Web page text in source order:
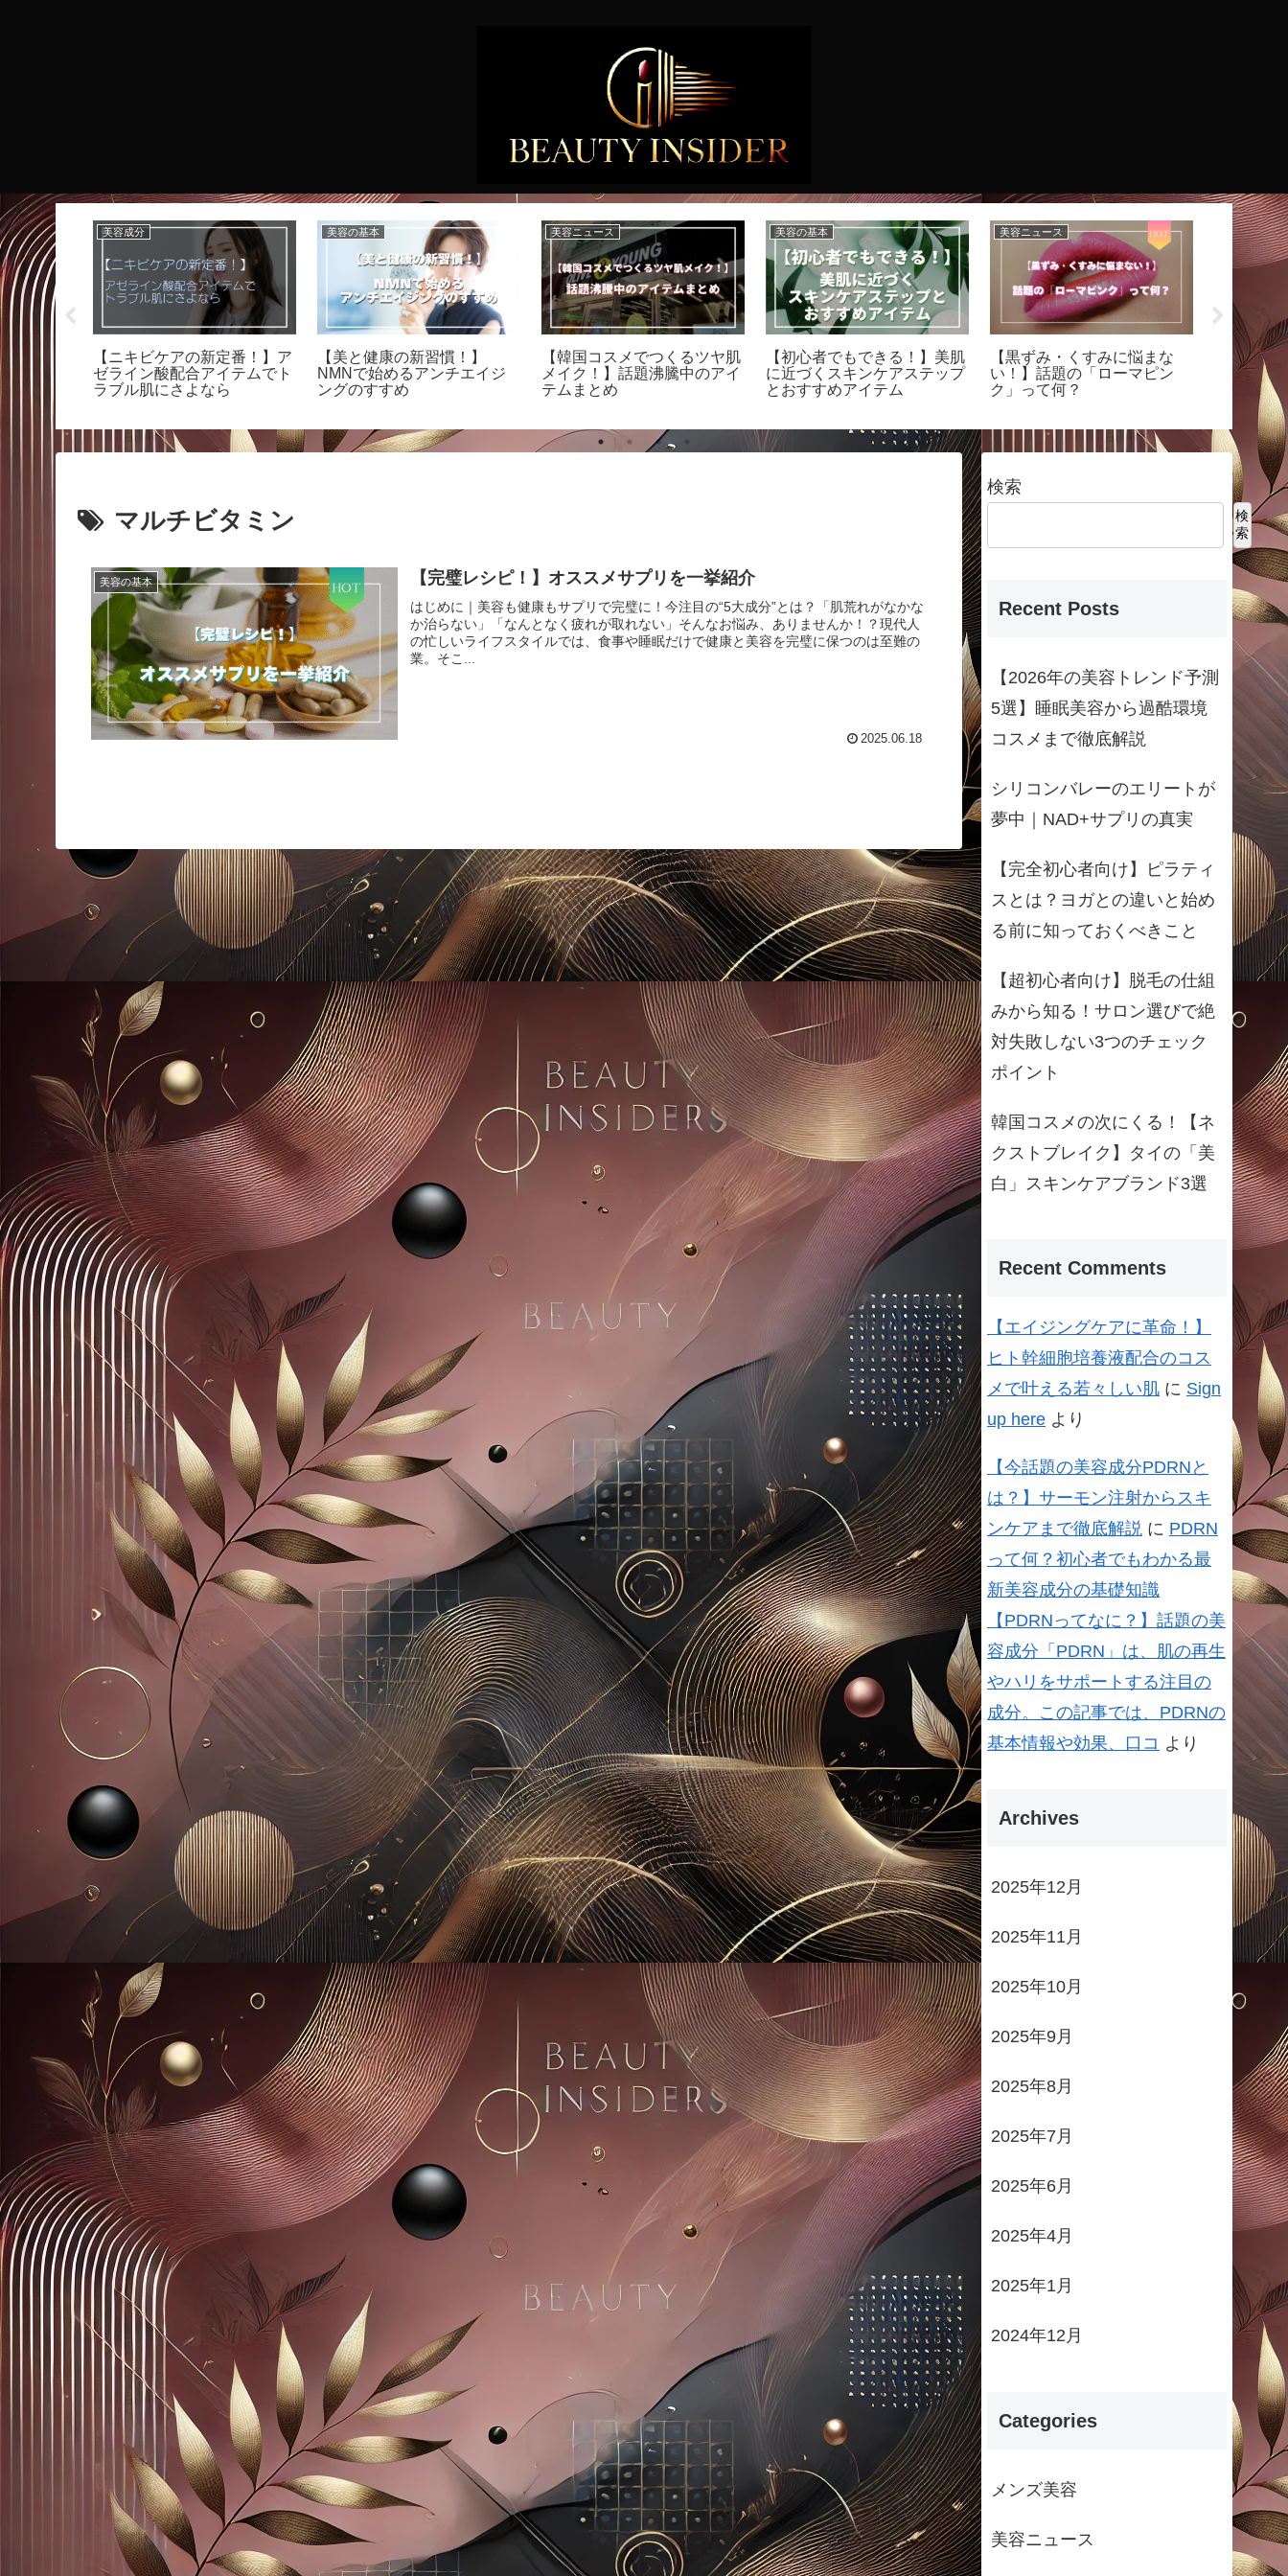
と
らスキ
美容成分
【ニキビケアの新定番！】ア
ゼライン酸配合アイテムでト
ラブル肌にさよなら
美容の基本
【美と健康の新習慣！】
NMNで始めるアンチエイジ
ングのすすめ
美容ニュース
【韓国コスメでつくるツヤ肌
メイク！】話題沸騰中のアイ
テムまとめ
美容の基本
【初心者でもできる！】美肌
に近づくスキンケアステップ
とおすすめアイテム
美容ニュース
【黒ずみ・くすみに悩まな
い！】話題の「ローマピン
ク」って何？
美容ニュース
【最新の
2025】
ケア＆メ
マルチビタミン
美容の基本 【完璧レシピ！】オススメサプリを一挙紹介
はじめに｜美容も健康もサプリで完璧に！今注目の“5大成分”とは？「肌荒れがなかな
か治らない」「なんとなく疲れが取れない」そんなお悩み、ありませんか！？現代人
の忙しいライフスタイルでは、食事や睡眠だけで健康と美容を完璧に保つのは至難の
業。そこ...
2025.06.18
検索
検
索
Recent Posts
【2026年の美容トレンド予測
5選】睡眠美容から過酷環境
コスメまで徹底解説
シリコンバレーのエリートが
夢中｜NAD+サプリの真実
【完全初心者向け】ピラティ
スとは？ヨガとの違いと始め
る前に知っておくべきこと
【超初心者向け】脱毛の仕組
みから知る！サロン選びで絶
対失敗しない3つのチェック
ポイント
韓国コスメの次にくる！【ネ
クストブレイク】タイの「美
白」スキンケアブランド3選
Recent Comments
【エイジングケアに革命！】
ヒト幹細胞培養液配合のコス
メで叶える若々しい肌 に Sign
up here より
【今話題の美容成分PDRNと
は？】サーモン注射からスキ
ンケアまで徹底解説 に PDRN
って何？初心者でもわかる最
新美容成分の基礎知識
【PDRNってなに？】話題の美
容成分「PDRN」は、肌の再生
やハリをサポートする注目の
成分。この記事では、PDRNの
基本情報や効果、口コ より
Archives
2025年12月
2025年11月
2025年10月
2025年9月
2025年8月
2025年7月
2025年6月
2025年4月
2025年1月
2024年12月
Categories
メンズ美容
美容ニュース